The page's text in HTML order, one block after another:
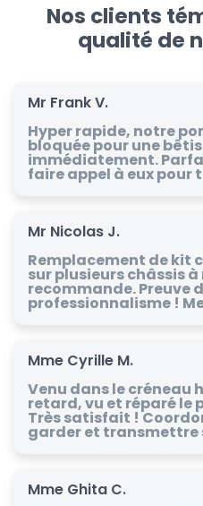
Nos clients
qualité de
Mr Frank V.
Hyper rapide, notre
bloquée pour une
immédiatement.
faire appel à eux pour
Mr Nicolas J.
Remplacement de kit
sur plusieurs châssis
recommande. Preuve
professionnalisme !
Mme Cyrille M.
Venu dans le créneau
retard, vu et réparé le
Très satisfait !
garder et transmettre
Mme Ghita C.